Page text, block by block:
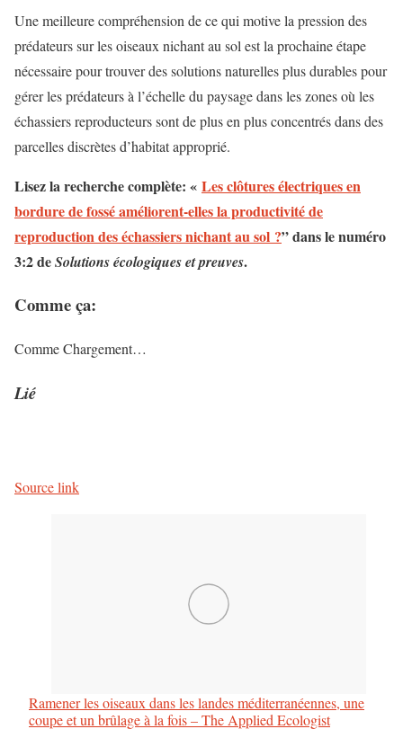
Une meilleure compréhension de ce qui motive la pression des
prédateurs sur les oiseaux nichant au sol est la prochaine étape
nécessaire pour trouver des solutions naturelles plus durables pour
gérer les prédateurs à l’échelle du paysage dans les zones où les
échassiers reproducteurs sont de plus en plus concentrés dans des
parcelles discrètes d’habitat approprié.
Lisez la recherche complète: « Les clôtures électriques en
bordure de fossé améliorent-elles la productivité de
reproduction des échassiers nichant au sol ?” dans le numéro
3:2 deSolutions écologiques et preuves.
Comme ça:
CommeChargement…
Lié
Source link
Ramener les oiseaux dans les landes méditerranéennes, une
coupe et un brûlage à la fois – The Applied Ecologist